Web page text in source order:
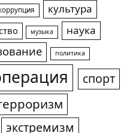
культура
музыка
наука
политика
спорт
экстремизм